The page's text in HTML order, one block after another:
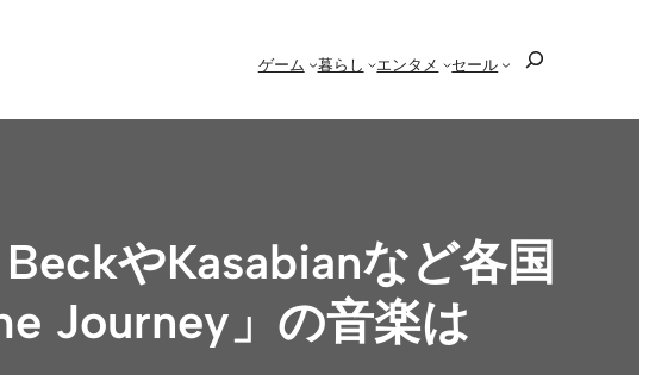
ゲーム 暮らし エンタメ セール
やKasabianなど各国
Journey」の音楽は